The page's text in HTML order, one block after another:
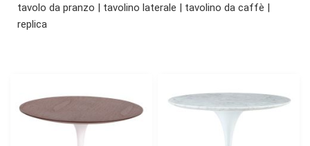
tavolo da pranzo | tavolino laterale | tavolino da caffè |
replica